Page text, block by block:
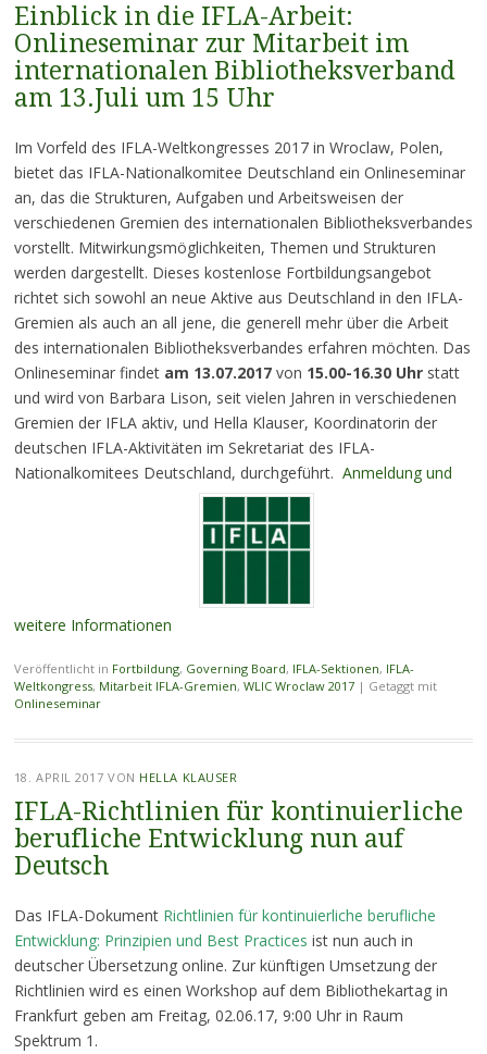
Einblick in die IFLA-Arbeit:
Onlineseminar zur Mitarbeit im
internationalen Bibliotheksverband
am 13.Juli um 15 Uhr
Im Vorfeld des IFLA-Weltkongresses 2017 in Wroclaw, Polen,
bietet das IFLA-Nationalkomitee Deutschland ein Onlineseminar
an, das die Strukturen, Aufgaben und Arbeitsweisen der
verschiedenen Gremien des internationalen Bibliotheksverbandes
vorstellt. Mitwirkungsmöglichkeiten, Themen und Strukturen
werden dargestellt. Dieses kostenlose Fortbildungsangebot
richtet sich sowohl an neue Aktive aus Deutschland in den IFLA-
Gremien als auch an all jene, die generell mehr über die Arbeit
des internationalen Bibliotheksverbandes erfahren möchten. Das
Onlineseminar findet am 13.07.2017 von 15.00-16.30 Uhr statt
und wird von Barbara Lison, seit vielen Jahren in verschiedenen
Gremien der IFLA aktiv, und Hella Klauser, Koordinatorin der
deutschen IFLA-Aktivitäten im Sekretariat des IFLA-
Nationalkomitees Deutschland, durchgeführt. Anmeldung und
weitere Informationen
Veröffentlicht in Fortbildung, Governing Board, IFLA-Sektionen, IFLA-
Weltkongress, Mitarbeit IFLA-Gremien, WLIC Wroclaw 2017 | Getaggt mit
Onlineseminar
18. APRIL 2017 VON HELLA KLAUSER
IFLA-Richtlinien für kontinuierliche
berufliche Entwicklung nun auf
Deutsch
Das IFLA-Dokument Richtlinien für kontinuierliche berufliche
Entwicklung: Prinzipien und Best Practices ist nun auch in
deutscher Übersetzung online. Zur künftigen Umsetzung der
Richtlinien wird es einen Workshop auf dem Bibliothekartag in
Frankfurt geben am Freitag, 02.06.17, 9:00 Uhr in Raum
Spektrum 1.